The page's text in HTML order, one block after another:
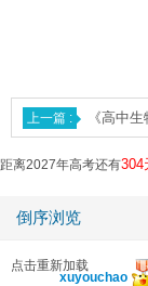
《高中
距离2027年高考还有304
倒序浏览
点击重新加载
xuyouchao